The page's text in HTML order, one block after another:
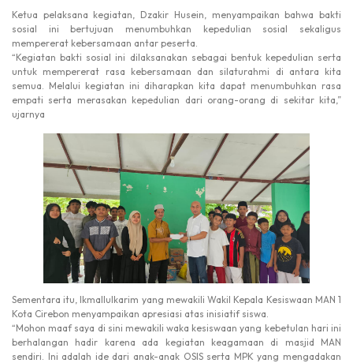
Ketua pelaksana kegiatan, Dzakir Husein, menyampaikan bahwa bakti
sosial ini bertujuan menumbuhkan kepedulian sosial sekaligus
mempererat kebersamaan antar peserta.
“Kegiatan bakti sosial ini dilaksanakan sebagai bentuk kepedulian serta
untuk mempererat rasa kebersamaan dan silaturahmi di antara kita
semua. Melalui kegiatan ini diharapkan kita dapat menumbuhkan rasa
empati serta merasakan kepedulian dari orang-orang di sekitar kita,”
ujarnya
Sementara itu, Ikmallulkarim yang mewakili Wakil Kepala Kesiswaan MAN 1
Kota Cirebon menyampaikan apresiasi atas inisiatif siswa.
“Mohon maaf saya di sini mewakili waka kesiswaan yang kebetulan hari ini
berhalangan hadir karena ada kegiatan keagamaan di masjid MAN
sendiri. Ini adalah ide dari anak-anak OSIS serta MPK yang mengadakan